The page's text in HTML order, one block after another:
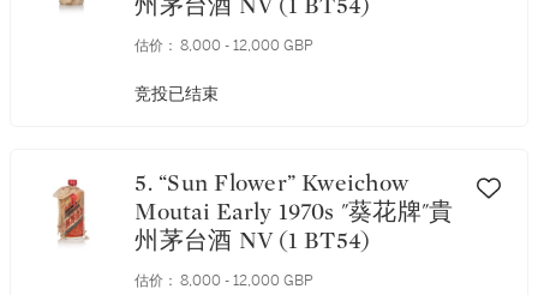
州茅台酒 NV (1 BT54)
估价： 8,000 - 12,000 GBP
竞投已结束
5. “Sun Flower” Kweichow
Moutai Early 1970s "葵花牌"貴
州茅台酒 NV (1 BT54)
估价： 8,000 - 12,000 GBP